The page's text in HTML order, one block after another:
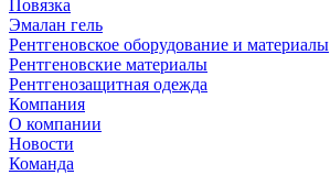
Повязка
Эмалан гель
Рентгеновское оборудование и материалы
Рентгеновские материалы
Рентгенозащитная одежда
Компания
О компании
Новости
Команда